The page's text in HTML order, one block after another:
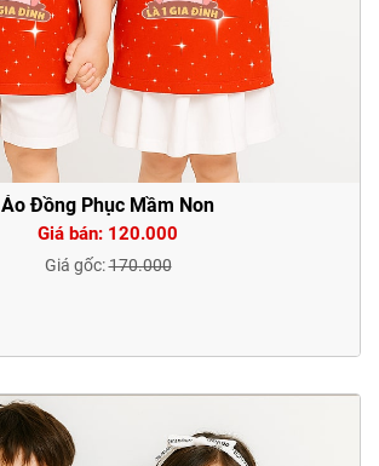
Áo Đồng Phục Mầm Non
Giá bán: 120.000
Giá gốc:170.000